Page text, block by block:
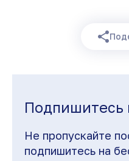
Подпишитесь
Не пропускайте
подпишитесь на